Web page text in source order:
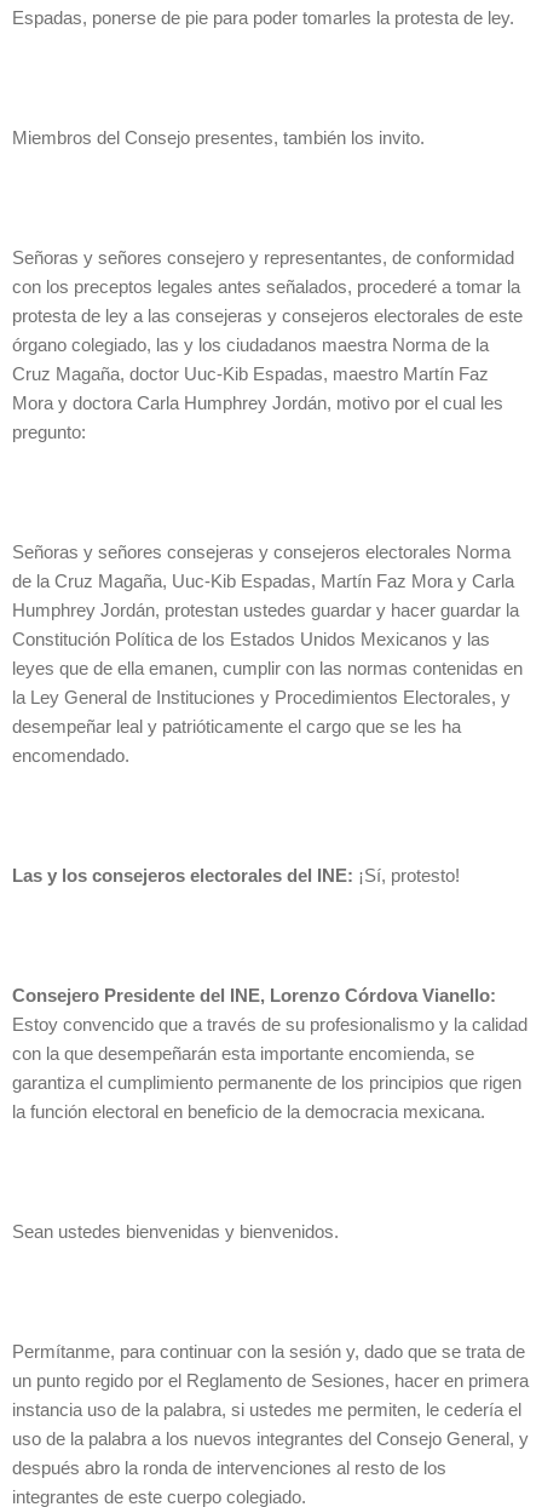
Espadas, ponerse de pie para poder tomarles la protesta de ley.
Miembros del Consejo presentes, también los invito.
Señoras y señores consejero y representantes, de conformidad
con los preceptos legales antes señalados, procederé a tomar la
protesta de ley a las consejeras y consejeros electorales de este
órgano colegiado, las y los ciudadanos maestra Norma de la
Cruz Magaña, doctor Uuc-Kib Espadas, maestro Martín Faz
Mora y doctora Carla Humphrey Jordán, motivo por el cual les
pregunto:
Señoras y señores consejeras y consejeros electorales Norma
de la Cruz Magaña, Uuc-Kib Espadas, Martín Faz Mora y Carla
Humphrey Jordán, protestan ustedes guardar y hacer guardar la
Constitución Política de los Estados Unidos Mexicanos y las
leyes que de ella emanen, cumplir con las normas contenidas en
la Ley General de Instituciones y Procedimientos Electorales, y
desempeñar leal y patrióticamente el cargo que se les ha
encomendado.
Las y los consejeros electorales del INE: ¡Sí, protesto!
Consejero Presidente del INE, Lorenzo Córdova Vianello:
Estoy convencido que a través de su profesionalismo y la calidad
con la que desempeñarán esta importante encomienda, se
garantiza el cumplimiento permanente de los principios que rigen
la función electoral en beneficio de la democracia mexicana.
Sean ustedes bienvenidas y bienvenidos.
Permítanme, para continuar con la sesión y, dado que se trata de
un punto regido por el Reglamento de Sesiones, hacer en primera
instancia uso de la palabra, si ustedes me permiten, le cedería el
uso de la palabra a los nuevos integrantes del Consejo General, y
después abro la ronda de intervenciones al resto de los
integrantes de este cuerpo colegiado.